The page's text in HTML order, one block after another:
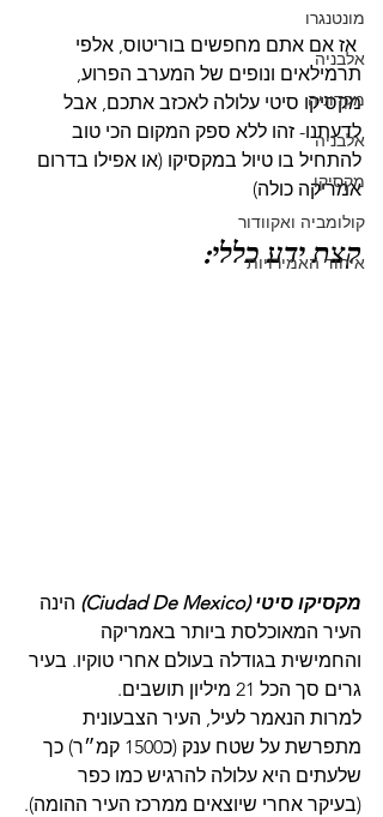
מונטנגרו
אלבניה
מקדוניה
אלבניה
מקסיקו
קולומביה ואקוודור
איחוד האמירויות
אז אם אתם מחפשים בוריטוס, אלפי
תרמילאים ונופים של המערב הפרוע,
מקסיקו סיטי עלולה לאכזב אתכם, אבל
לדעתנו- זהו ללא ספק המקום הכי טוב
להתחיל בו טיול במקסיקו (או אפילו בדרום
אמריקה כולה)
קצת ידע כללי:
מקסיקו סיטי (Ciudad De Mexico)
הינה
העיר המאוכלסת ביותר באמריקה
והחמישית בגודלה בעולם אחרי טוקיו. בעיר
גרים סך הכל 21 מיליון תושבים.
למרות הנאמר לעיל, העיר הצבעונית
מתפרשת על שטח ענק (כ1500 קמ״ר) כך
שלעתים היא עלולה להרגיש כמו כפר
(בעיקר אחרי שיוצאים ממרכז העיר ההומה).